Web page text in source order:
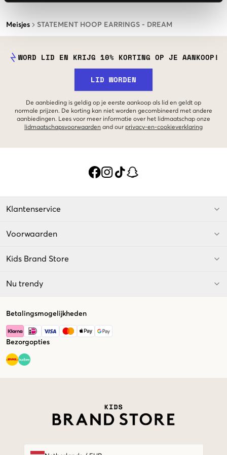
Meisjes STATEMENT HOOP EARRINGS - DREAM
WORD LID EN KRIJG 10% KORTING OP JE AANKOOP!
LID WORDEN
De aanbieding is geldig op je eerste aankoop als lid en geldt op
normale prijzen. De korting kan niet worden gecombineerd met andere
aanbiedingen. Lees voor meer informatie over het lidmaatschap onze
lidmaatschapsvoorwaarden and our privacy-en-cookieverklaring
Klantenservice
Voorwaarden
Kids Brand Store
Nu trendy
Betalingsmogelijkheden
Bezorgopties